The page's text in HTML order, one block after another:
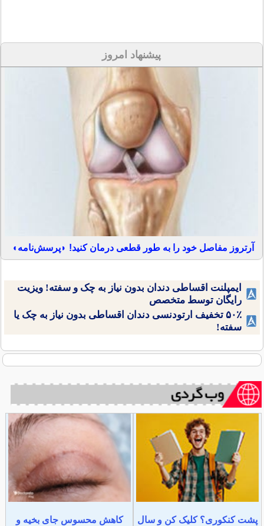
پیشنهاد امروز
آرتروز مفاصل خود را به طور قطعی درمان کنید! ◗پرسش‌نامه◖
ایمپلنت اقساطی دندان بدون نیاز به چک و سفته! ویزیت
رایگان توسط متخصص
۵۰٪ تخفیف ارتودنسی دندان اقساطی بدون نیاز به چک یا
سفته!
پشت کنکوری؟ کلیک کن و سال کاهش محسوس جای بخیه و